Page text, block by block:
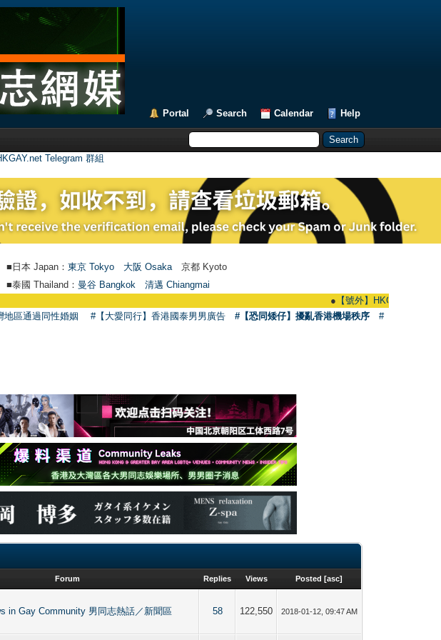
Portal Search Calendar Help
Telegram 群組
■日本 Japan： 東京 Tokyo 大阪 Osaka 京都 Kyoto
■泰國 Thailand： 曼谷 Bangkok
清邁 Chiangmai
【號外】HKGAY.net已啟
地區通過同性婚姻 #【大愛同行】香港國泰男男廣告 #【恐同矮仔】擾亂香港機場秩序
#
Forum Replies Views Posted [asc]
in Gay Community 男同志熱話／新聞區 58 122,550 2018-01-12, 09:47 AM